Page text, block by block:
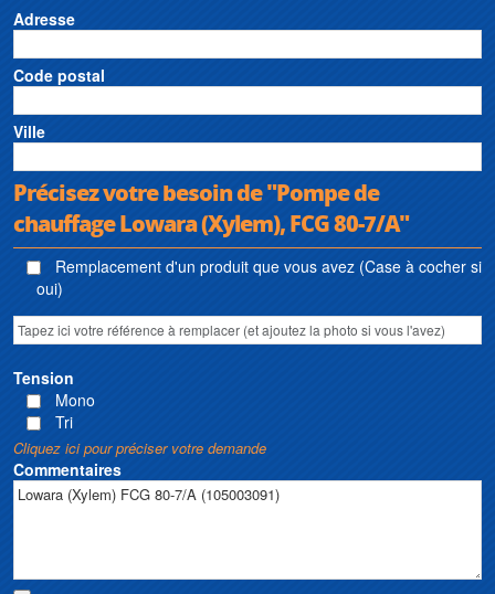
Adresse
Code postal
Ville
Précisez votre besoin de "Pompe de
chauffage Lowara (Xylem), FCG 80-7/A"
Remplacement d'un produit que vous avez (Case à cocher si
oui)
Tension
Mono
Tri
Cliquez ici pour préciser votre demande
Commentaires